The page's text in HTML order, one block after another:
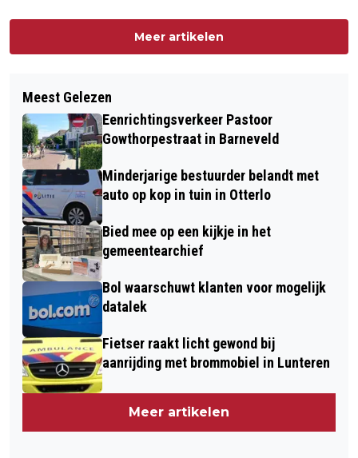
Meer artikelen
Meest Gelezen
Eenrichtingsverkeer Pastoor
Gowthorpestraat in Barneveld
Minderjarige bestuurder belandt met
auto op kop in tuin in Otterlo
Bied mee op een kijkje in het
gemeentearchief
Bol waarschuwt klanten voor mogelijk
datalek
Fietser raakt licht gewond bij
aanrijding met brommobiel in Lunteren
Meer artikelen